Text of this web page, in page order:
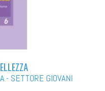
- SETTORE GIOVANI